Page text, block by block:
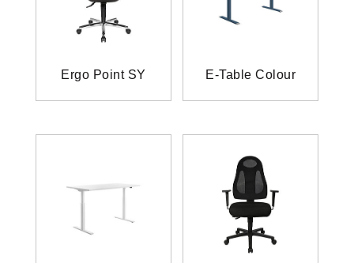
Ergo Point SY E-Table Colour